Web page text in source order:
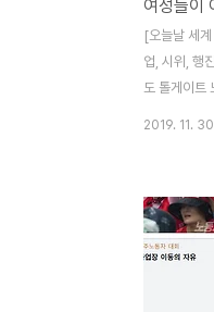
복도를 배회
을 하거나...
란 사람은 아
윽박지르거..
[오늘날 세
업, 시위, 행
도 톨게이트
이저
르면 이 투
즈를 통해
2019. 11.